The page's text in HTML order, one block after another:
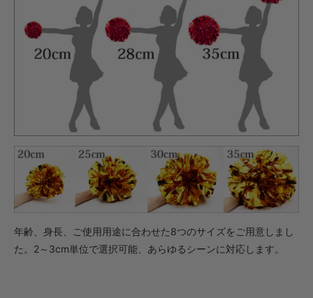
年齢、身長、ご使用用途に合わせた8つのサイズをご用意しまし
た。2～3cm単位で選択可能、あらゆるシーンに対応します。